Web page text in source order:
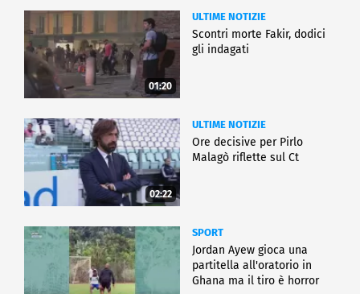
01:20
ULTIME NOTIZIE
Scontri morte Fakir, dodici
gli indagati
02:22
ULTIME NOTIZIE
Ore decisive per Pirlo
Malagò riflette sul Ct
SPORT
Jordan Ayew gioca una
partitella all'oratorio in
Ghana ma il tiro è horror